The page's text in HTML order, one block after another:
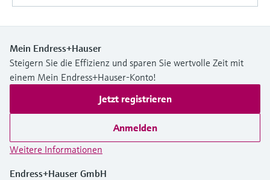
Mein Endress+Hauser
Steigern Sie die Effizienz und sparen Sie wertvolle Zeit mit
einem Mein Endress+Hauser-Konto!
Jetzt registrieren
Anmelden
Weitere Informationen
Endress+Hauser GmbH